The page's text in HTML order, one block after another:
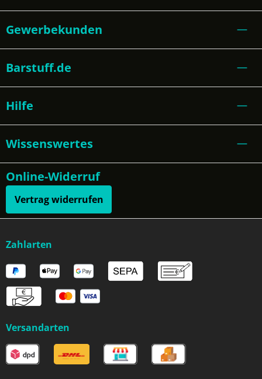
Gewerbekunden
Barstuff.de
Hilfe
Wissenswertes
Online-Widerruf
Vertrag widerrufen
Zahlarten
Versandarten